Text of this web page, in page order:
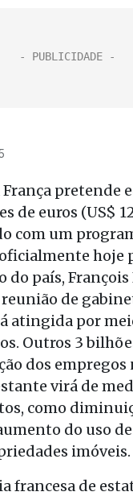
França pretende
de euros (US$
com um
hoje
do país, François
de
atingida por
Outros 3
dos empregos
virá de
como
do uso
imóveis.
francesa de